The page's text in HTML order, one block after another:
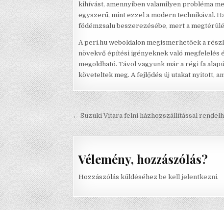
kihívást, amennyiben valamilyen probléma
egyszerű, mint ezzel a modern technikával.
födémzsalu beszerezésébe, mert a
A peri.hu weboldalon megismerhetőek a
növekvő építési igényeknek való megfelelés
megoldható. Távol vagyunk már a régi fa
követeltek meg. A fejlődés új utakat nyitott,
Bejegyzés navigáció
← Suzuki Vitara felni házhozszállítással
Vélemény, hozzászólás?
Hozzászólás küldéséhezbe kell jelentkezni.